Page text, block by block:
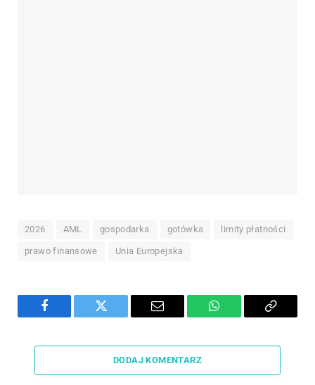
2026 AML gospodarka gotówka limity płatności
prawo finansowe Unia Europejska
Facebook Twitter Email WhatsAppCopy
DODAJ KOMENTARZ